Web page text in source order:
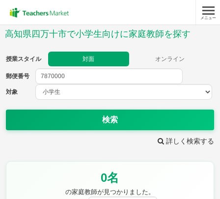
メニュー
高知県四万十市で小学生向けに家庭教師を探す
授業スタイル 対面 オンライン
郵便番号
対象
検索
詳しく検索する
0名
の家庭教師が見つかりました。
郵便番号
教科
理科